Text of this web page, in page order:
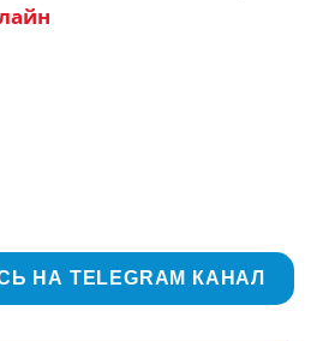
НА TELEGRAM КАНАЛ